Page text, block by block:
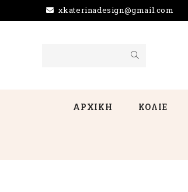
xkaterinadesign@gmail.com
ΑΡΧΙΚΗ ΚΟΛΙΕ